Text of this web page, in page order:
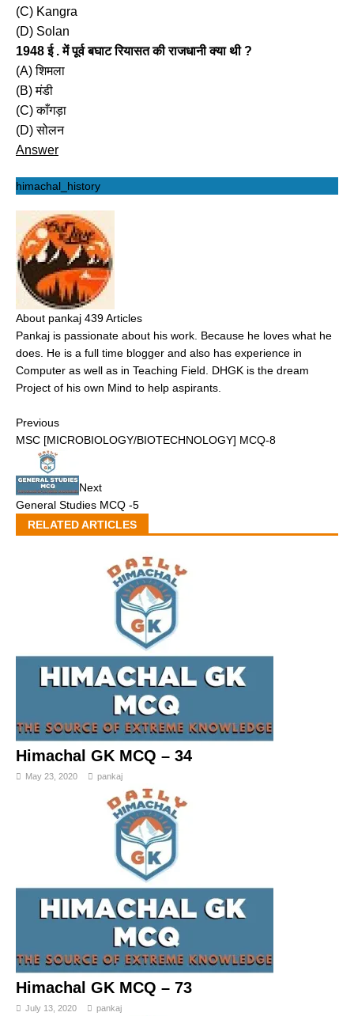
(C) Kangra
(D) Solan
1948 ई . में पूर्व बघाट रियासत की राजधानी क्या थी ?
(A) शिमला
(B) मंडी
(C) काँगड़ा
(D) सोलन
Answer
himachal_history
About pankaj 439 Articles
Pankaj is passionate about his work. Because he loves what he
does. He is a full time blogger and also has experience in
Computer as well as in Teaching Field. DHGK is the dream
Project of his own Mind to help aspirants.
Previous
MSC [MICROBIOLOGY/BIOTECHNOLOGY] MCQ-8
Next
General Studies MCQ -5
RELATED ARTICLES
Himachal GK MCQ – 34
May 23, 2020 pankaj
Himachal GK MCQ – 73
July 13, 2020 pankaj